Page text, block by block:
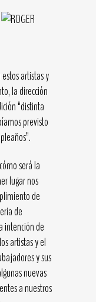
artistas y
la dirección
“distinta
previsto
será la
lugar nos
de
de
intención de
artistas y el
y sus
nuevas
a nuestros